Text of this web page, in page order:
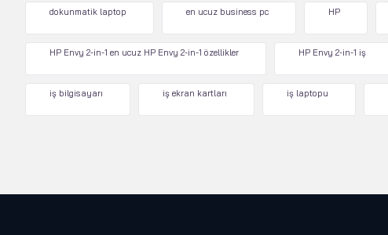
dokunmatik laptop en ucuz business pc HP
HP Envy 2-in-1 en ucuz HP Envy 2-in-1 özellikler HP Envy 2-in-1 iş
iş bilgisayarı iş ekran kartları iş laptopu